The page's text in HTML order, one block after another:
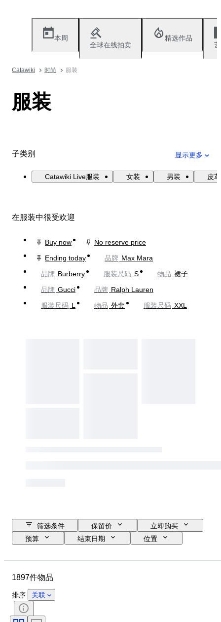
本周
全球在线拍卖
精选作品
Catawiki 时尚 服装
服装
子类别 显示更多
Catawiki Live服装 女装 男装 皮
在服装中很受欢迎
Buy now
No reserve price
Ending today
品牌 Max Mara
品牌 Burberry 服装尺码 S 物品 裙子
品牌 Gucci 品牌 Ralph Lauren
服装尺码 L 物品 外套 服装尺码 XXL
筛选条件 保留价
立即购买
预算
结束日期
位置
时期
服装尺码
花样
鞋尺码
1897件物品
排序 关联